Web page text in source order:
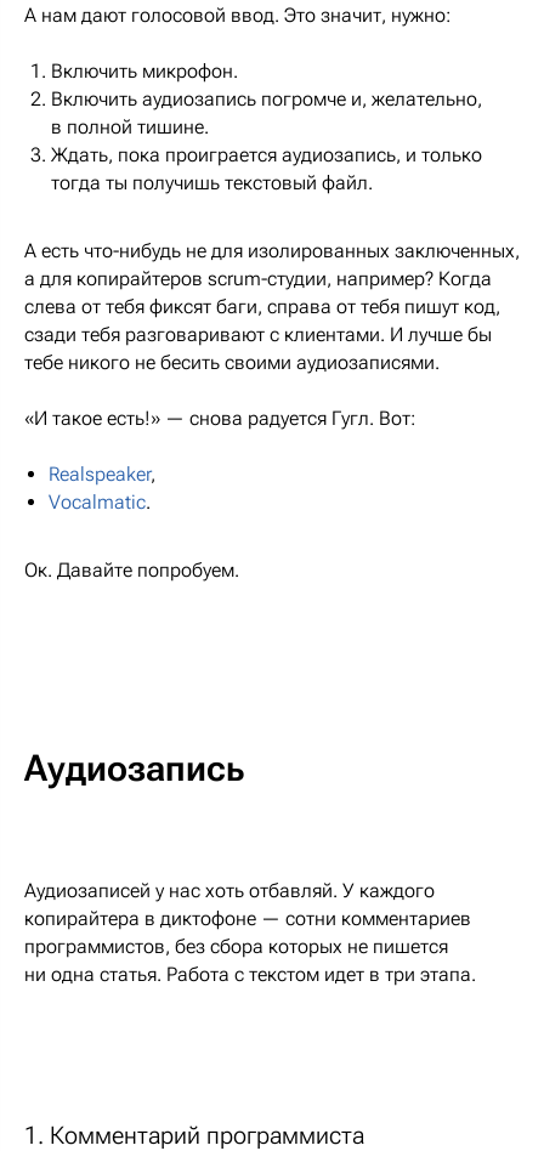
А нам дают голосовой ввод. Это значит, нужно:
Включить микрофон.
Включить аудиозапись погромче и, желательно,
в полной тишине.
Ждать, пока проиграется аудиозапись, и только
тогда ты получишь текстовый файл.
А есть что-нибудь не для изолированных заключенных,
а для копирайтеров scrum-студии, например? Когда
слева от тебя фиксят баги, справа от тебя пишут код,
сзади тебя разговаривают с клиентами. И лучше бы
тебе никого не бесить своими аудиозаписями.
«И такое есть!» — снова радуется Гугл. Вот:
Realspeaker,
Vocalmatic.
Ок. Давайте попробуем.
Аудиозапись
Аудиозаписей у нас хоть отбавляй. У каждого
копирайтера в диктофоне — сотни комментариев
программистов, без сбора которых не пишется
ни одна статья. Работа с текстом идет в три этапа.
1. Комментарий программиста